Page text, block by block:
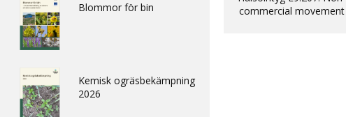
Blommor för bin
Kemisk ogräsbekämpning
2026
commercial movement